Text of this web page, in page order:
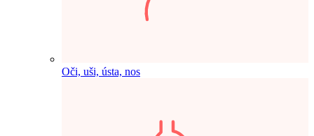
Oči, uši, ústa, nos